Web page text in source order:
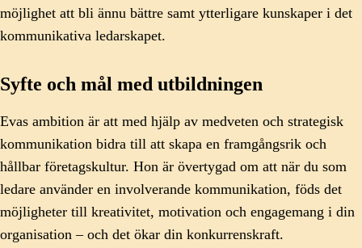
möjlighet att bli ännu bättre samt ytterligare kunskaper i det
kommunikativa ledarskapet.
Syfte och mål med utbildningen
Evas ambition är att med hjälp av medveten och strategisk
kommunikation bidra till att skapa en framgångsrik och
hållbar företagskultur. Hon är övertygad om att när du som
ledare använder en involverande kommunikation, föds det
möjligheter till kreativitet, motivation och engagemang i din
organisation – och det ökar din konkurrenskraft.